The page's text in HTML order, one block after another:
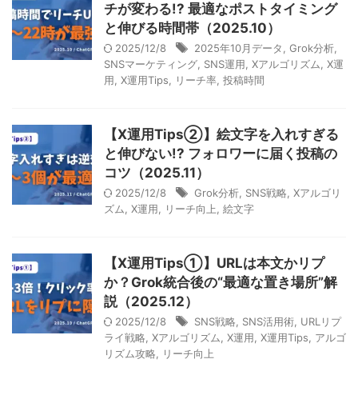
チが変わる!? 最適なポストタイミング
と伸びる時間帯（2025.10）
2025/12/8 2025年10月データ Grok分析
SNSマーケティング SNS運用 Xアルゴリズム
X運
用 X運用Tips リーチ率 投稿時間
【X運用Tips②】絵文字を入れすぎる
と伸びない!? フォロワーに届く投稿の
コツ（2025.11）
2025/12/8 Grok分析 SNS戦略 Xアルゴリ
ズム
X運用 リーチ向上 絵文字
【X運用Tips①】URLは本文かリプ
か？Grok統合後の“最適な置き場所”解
説（2025.12）
2025/12/8 SNS戦略 SNS活用術 URLリプ
ライ戦略 Xアルゴリズム X運用 X運用Tips
アルゴ
リズム攻略
リーチ向上